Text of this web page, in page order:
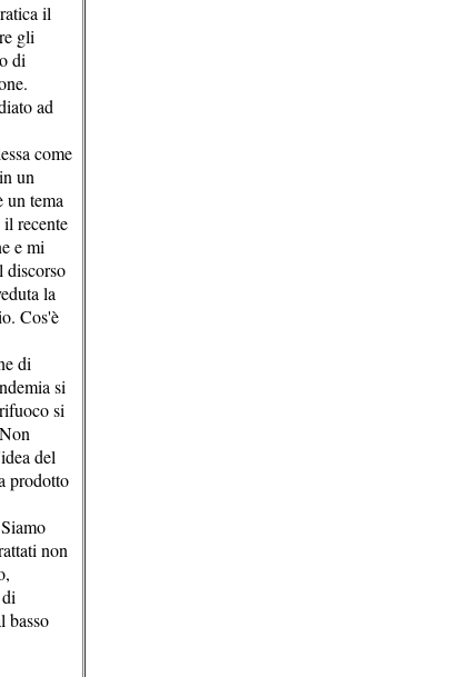
il
gli
di
ad
come
un
un tema
il recente
e mi
discorso
la
Cos'è
di
si
si
del
prodotto
non
basso